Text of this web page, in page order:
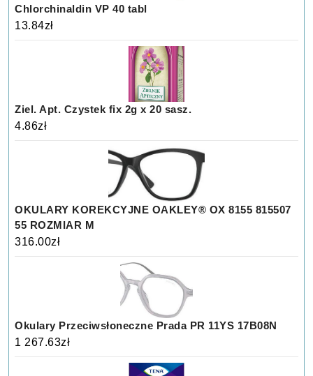
Chlorchinaldin VP 40 tabl
13.84zł
Ziel. Apt. Czystek fix 2g x 20 sasz.
4.86zł
OKULARY KOREKCYJNE OAKLEY® OX 8155 815507
55 ROZMIAR M
316.00zł
Okulary Przeciwsłoneczne Prada PR 11YS 17B08N
1 267.63zł